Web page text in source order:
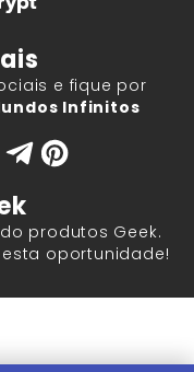
e fique por
Infinitos
produtos Geek.
oportunidade!